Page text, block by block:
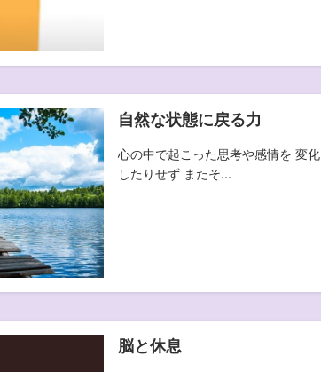
自然な状態に戻る力
心の中で起こった思考や感情を 変
したりせず またそ...
脳と休息